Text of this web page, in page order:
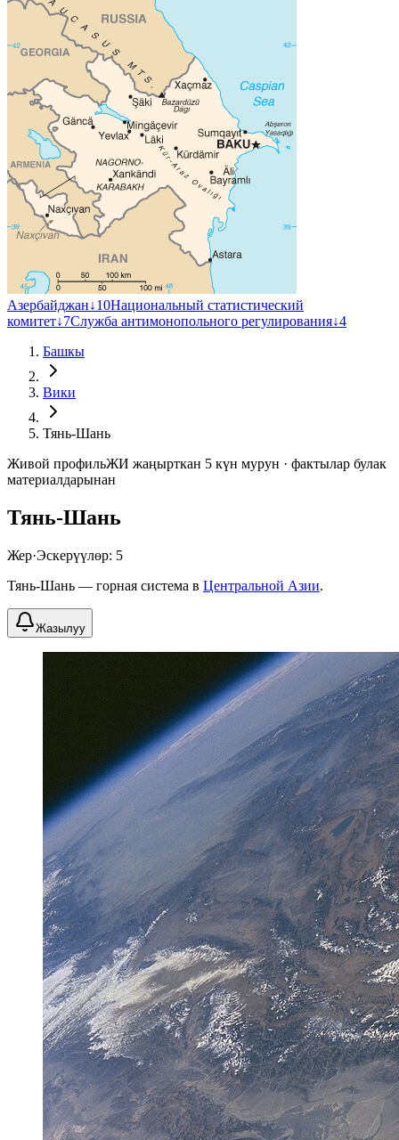
Азербайджан↓10Национальный статистический
комитет↓7Служба антимонопольного регулирования↓4
Башкы
Вики
Тянь-Шань
Живой профильЖИ жаңырткан 5 күн мурун · фактылар булак
материалдарынан
Тянь-Шань
Жер·Эскерүүлөр: 5
Тянь-Шань — горная система в Центральной Азии.
Жазылуу